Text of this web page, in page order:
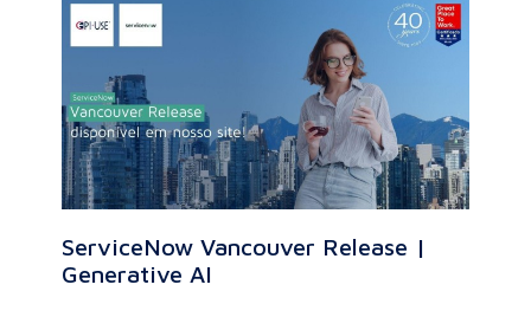
ServiceNow Vancouver Release |
Generative AI